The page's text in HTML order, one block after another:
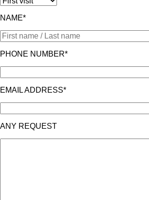
NAME*
PHONE NUMBER*
EMAIL ADDRESS*
ANY REQUEST